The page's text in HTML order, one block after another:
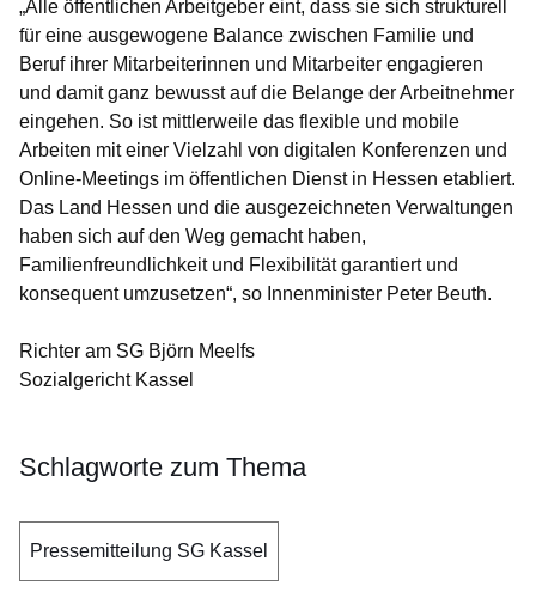
„Alle öffentlichen Arbeitgeber eint, dass sie sich strukturell
für eine ausgewogene Balance zwischen Familie und
Beruf ihrer Mitarbeiterinnen und Mitarbeiter engagieren
und damit ganz bewusst auf die Belange der Arbeitnehmer
eingehen. So ist mittlerweile das flexible und mobile
Arbeiten mit einer Vielzahl von digitalen Konferenzen und
Online-Meetings im öffentlichen Dienst in Hessen etabliert.
Das Land Hessen und die ausgezeichneten Verwaltungen
haben sich auf den Weg gemacht haben,
Familienfreundlichkeit und Flexibilität garantiert und
konsequent umzusetzen“, so Innenminister Peter Beuth.
Richter am SG Björn Meelfs
Sozialgericht Kassel
Schlagworte zum Thema
Pressemitteilung SG Kassel